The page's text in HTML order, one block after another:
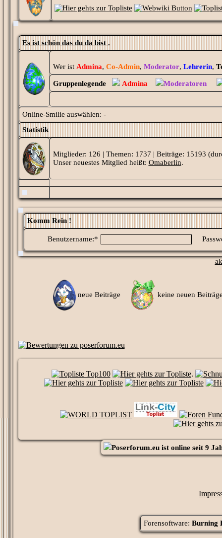
Es ist schön das du da bist .
Wer ist Admina, Co-Admin, Moderator, Lehrerin,
Gruppenlegende Admina Moderatoren
Online-Smilie auswählen: -
Statistik
Mitglieder: 126 | Themen: 1737 | Beiträge: 15193
Unser neuestes Mitglied heißt: Omaberlin.
Komm Rein !
Benutzername:*
neue Beiträge keine neuen
.
Poserforum.euist online seit 9
Forensoftware: Burning